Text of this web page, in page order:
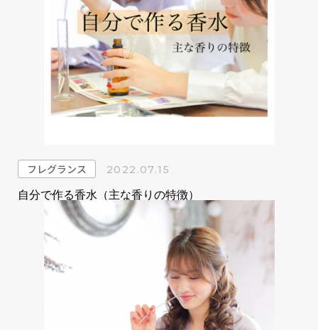
フレグランス 2022.07.15
自分で作る香水（主な香りの特徴）